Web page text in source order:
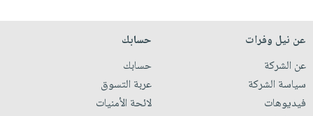
عن نيل وفرات
عن الشركة
سياسة الشركة
فيديوهات
حسابك
حسابك
عربة التسوق
لائحة الأمنيات